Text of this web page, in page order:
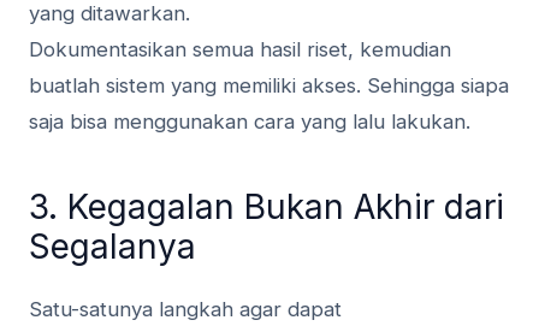
yang ditawarkan.
Dokumentasikan semua hasil riset, kemudian
buatlah sistem yang memiliki akses. Sehingga siapa
saja bisa menggunakan cara yang lalu lakukan.
3. Kegagalan Bukan Akhir dari
Segalanya
Satu-satunya langkah agar dapat